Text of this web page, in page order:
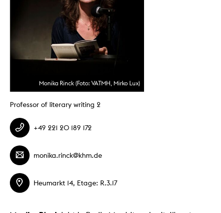
Monika Rinck (Foto: VATMH, Mirko Lux)
Professor of literary writing 2
+49 221 20 189 172
monika.rinck@khm.de
Heumarkt 14, Etage: R.3.17